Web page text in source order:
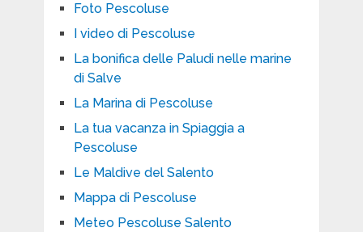
Foto Pescoluse
I video di Pescoluse
La bonifica delle Paludi nelle marine
di Salve
La Marina di Pescoluse
La tua vacanza in Spiaggia a
Pescoluse
Le Maldive del Salento
Mappa di Pescoluse
Meteo Pescoluse Salento